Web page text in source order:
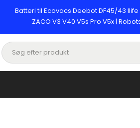
Batteri til Ecovacs Deebot DF45/43 Ilife
ZACO V3 V40 V5s Pro V5x |